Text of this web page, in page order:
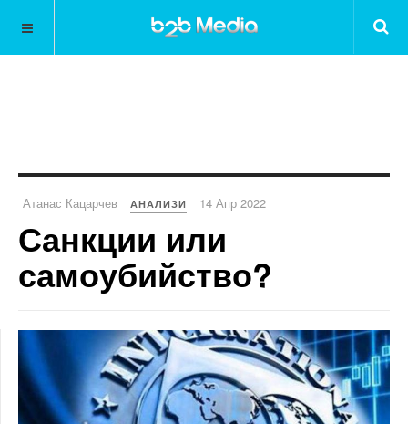
Атанас Кацарчев АНАЛИЗИ 14 Апр 2022
Санкции или
самоубийство?